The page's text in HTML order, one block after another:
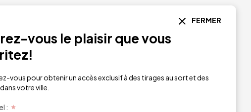
FERMER
vous le plaisir que vous
vous pour obtenir un accès exclusif à des tirages au sort et des
votre ville.
: